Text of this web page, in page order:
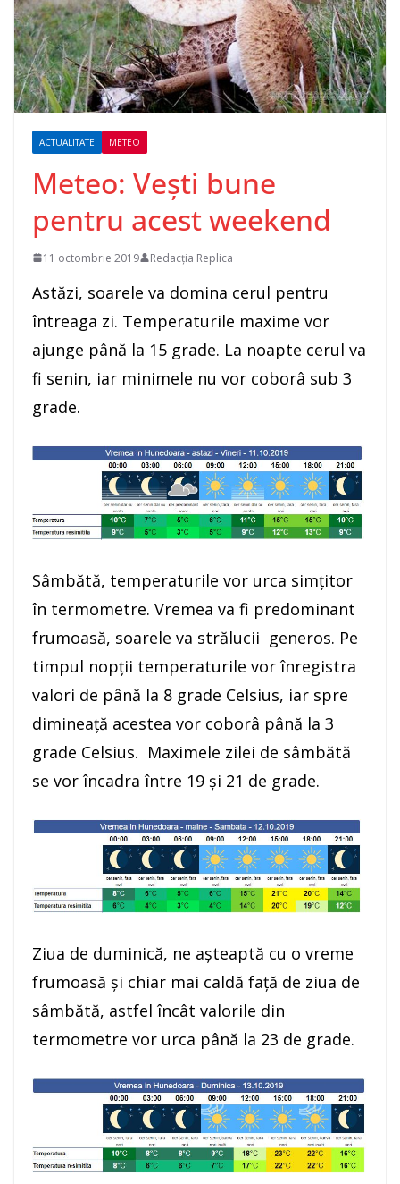
ACTUALITATE METEO
Meteo: Vești bune
pentru acest weekend
11 octombrie 2019 Redacția Replica
Astăzi, soarele va domina cerul pentru
întreaga zi. Temperaturile maxime vor
ajunge până la 15 grade. La noapte cerul va
fi senin, iar minimele nu vor coborâ sub 3
grade.
Sâmbătă, temperaturile vor urca simțitor
în termometre. Vremea va fi predominant
frumoasă, soarele va strălucii generos. Pe
timpul nopții temperaturile vor înregistra
valori de până la 8 grade Celsius, iar spre
dimineață acestea vor coborâ până la 3
grade Celsius. Maximele zilei de sâmbătă
se vor încadra între 19 și 21 de grade.
Ziua de duminică, ne așteaptă cu o vreme
frumoasă și chiar mai caldă față de ziua de
sâmbătă, astfel încât valorile din
termometre vor urca până la 23 de grade.